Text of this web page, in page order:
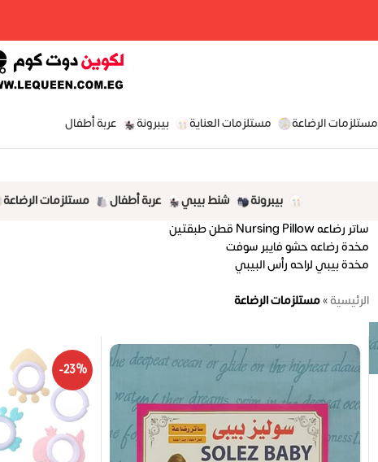
مستلزمات الرضاعة مستلزمات العناية بيبرونة عربة أطفال
بيبرونة شنط بيبي عربة أطفال مستلزمات الرضاعة
ساتر رضاعه Nursing Pillow قطن طبقتين
مخدة رضاعه حشو فايبر سوفت
مخدة بيبي لراحه رأس البيبي
الرئيسية»مستلزمات الرضاعة
-23%